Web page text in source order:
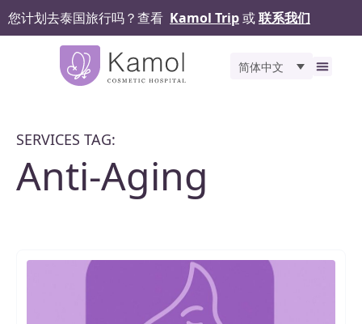
您计划去泰国旅行吗？查看 Kamol Trip或联系我们
简体中文
SERVICES TAG:
Anti-Aging